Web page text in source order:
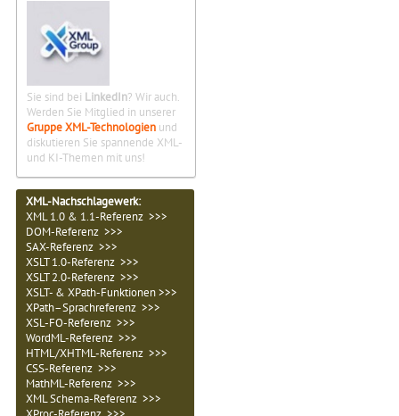
Sie sind bei LinkedIn? Wir auch.
Werden Sie Mitglied in unserer
Gruppe XML-Technologien und
diskutieren Sie spannende XML-
und KI-Themen mit uns!
XML-Nachschlagewerk:
XML 1.0 & 1.1-Referenz >>>
DOM-Referenz >>>
SAX-Referenz >>>
XSLT 1.0-Referenz >>>
XSLT 2.0-Referenz >>>
XSLT- & XPath-Funktionen >>>
XPath–Sprachreferenz >>>
XSL-FO-Referenz >>>
WordML-Referenz >>>
HTML/XHTML-Referenz >>>
CSS-Referenz >>>
MathML-Referenz >>>
XML Schema-Referenz >>>